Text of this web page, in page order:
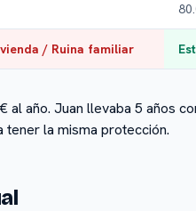
/ Ruina familiar
año. Juan llevaba 5 años
la misma protección.